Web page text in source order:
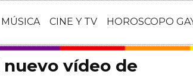
MÚSICA CINE Y TV HOROSCOPO
vídeo de